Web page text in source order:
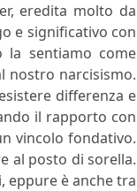
eredita molto da
e significativo con
sentiamo come
nostro narcisismo.
differenza e
il rapporto con
vincolo fondativo.
al posto di sorella.
eppure è anche tra